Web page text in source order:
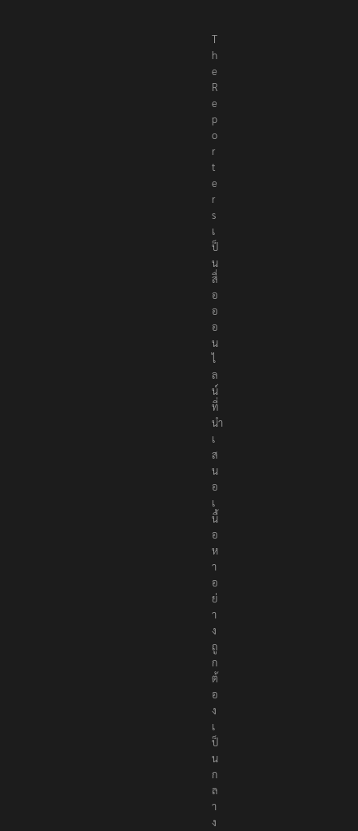
T
h
e
R
e
p
o
r
t
e
r
s
เ
ป็
น
สื่
อ
อ
อ
น
ไ
ล
น์
ที่
นำ
เ
ส
น
อ
เ
นื้
อ
ห
า
อ
ย่
า
ง
ถู
ก
ต้
อ
ง
เ
ป็
น
ก
ล
า
ง